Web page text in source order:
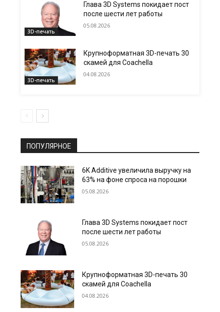
3D-печать
Глава 3D Systems покидает пост
после шести лет работы
05.08.2026
3D-печать
Крупноформатная 3D-печать 30
скамей для Coachella
04.08.2026
ПОПУЛЯРНОЕ
6K Additive увеличила выручку на
63% на фоне спроса на порошки
05.08.2026
Глава 3D Systems покидает пост
после шести лет работы
05.08.2026
Крупноформатная 3D-печать 30
скамей для Coachella
04.08.2026